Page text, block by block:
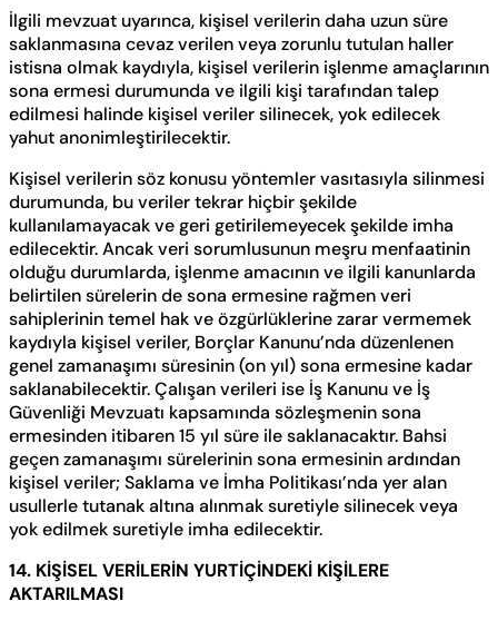
İlgili mevzuat uyarınca, kişisel verilerin daha uzun süre
saklanmasına cevaz verilen veya zorunlu tutulan haller
istisna olmak kaydıyla, kişisel verilerin işlenme amaçlarının
sona ermesi durumunda ve ilgili kişi tarafından talep
edilmesi halinde kişisel veriler silinecek, yok edilecek
yahut anonimleştirilecektir.
Kişisel verilerin söz konusu yöntemler vasıtasıyla silinmesi
durumunda, bu veriler tekrar hiçbir şekilde
kullanılamayacak ve geri getirilemeyecek şekilde imha
edilecektir. Ancak veri sorumlusunun meşru menfaatinin
olduğu durumlarda, işlenme amacının ve ilgili kanunlarda
belirtilen sürelerin de sona ermesine rağmen veri
sahiplerinin temel hak ve özgürlüklerine zarar vermemek
kaydıyla kişisel veriler, Borçlar Kanunu’nda düzenlenen
genel zamanaşımı süresinin (on yıl) sona ermesine kadar
saklanabilecektir. Çalışan verileri ise İş Kanunu ve İş
Güvenliği Mevzuatı kapsamında sözleşmenin sona
ermesinden itibaren 15 yıl süre ile saklanacaktır. Bahsi
geçen zamanaşımı sürelerinin sona ermesinin ardından
kişisel veriler; Saklama ve İmha Politikası’nda yer alan
usullerle tutanak altına alınmak suretiyle silinecek veya
yok edilmek suretiyle imha edilecektir.
14. KİŞİSEL VERİLERİN YURTİÇİNDEKİ KİŞİLERE
AKTARILMASI